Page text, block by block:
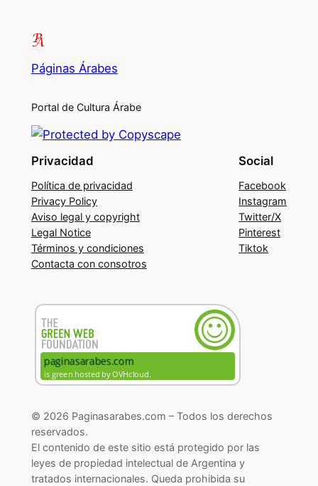
Páginas Árabes
Portal de Cultura Árabe
Privacidad
Política de privacidad
Privacy Policy
Aviso legal y copyright
Legal Notice
Términos y condiciones
Contacta con consotros
Social
Facebook
Instagram
Twitter/X
Pinterest
Tiktok
© 2026 Paginasarabes.com – Todos los derechos
reservados.
El contenido de este sitio está protegido por las
leyes de propiedad intelectual de Argentina y
tratados internacionales. Queda prohibida su